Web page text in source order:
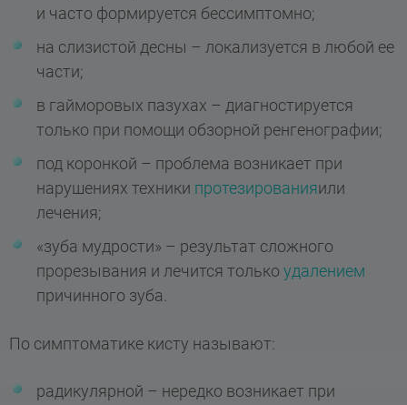
и часто формируется бессимптомно;
на слизистой десны – локализуется в любой ее
части;
в гайморовых пазухах – диагностируется
только при помощи обзорной ренгенографии;
под коронкой – проблема возникает при
нарушениях техники протезированияили
лечения;
«зуба мудрости» – результат сложного
прорезывания и лечится только удалением
причинного зуба.
По симптоматике кисту называют:
радикулярной – нередко возникает при